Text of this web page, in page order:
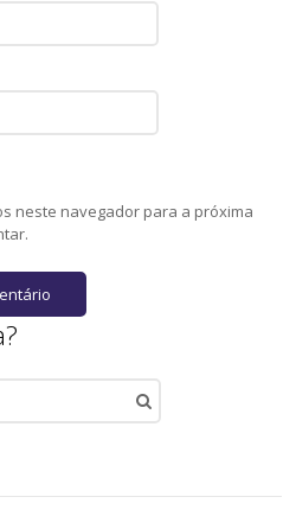
neste navegador para a próxima